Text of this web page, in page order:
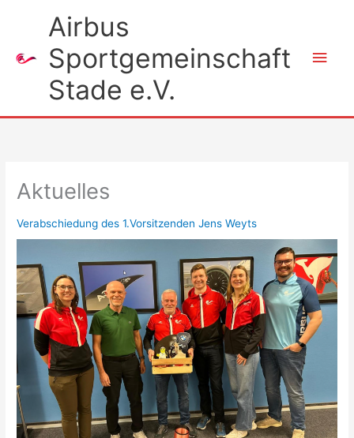
Airbus
Sportgemeinschaft
Stade e.V.
Aktuelles
Verabschiedung des 1.Vorsitzenden Jens Weyts